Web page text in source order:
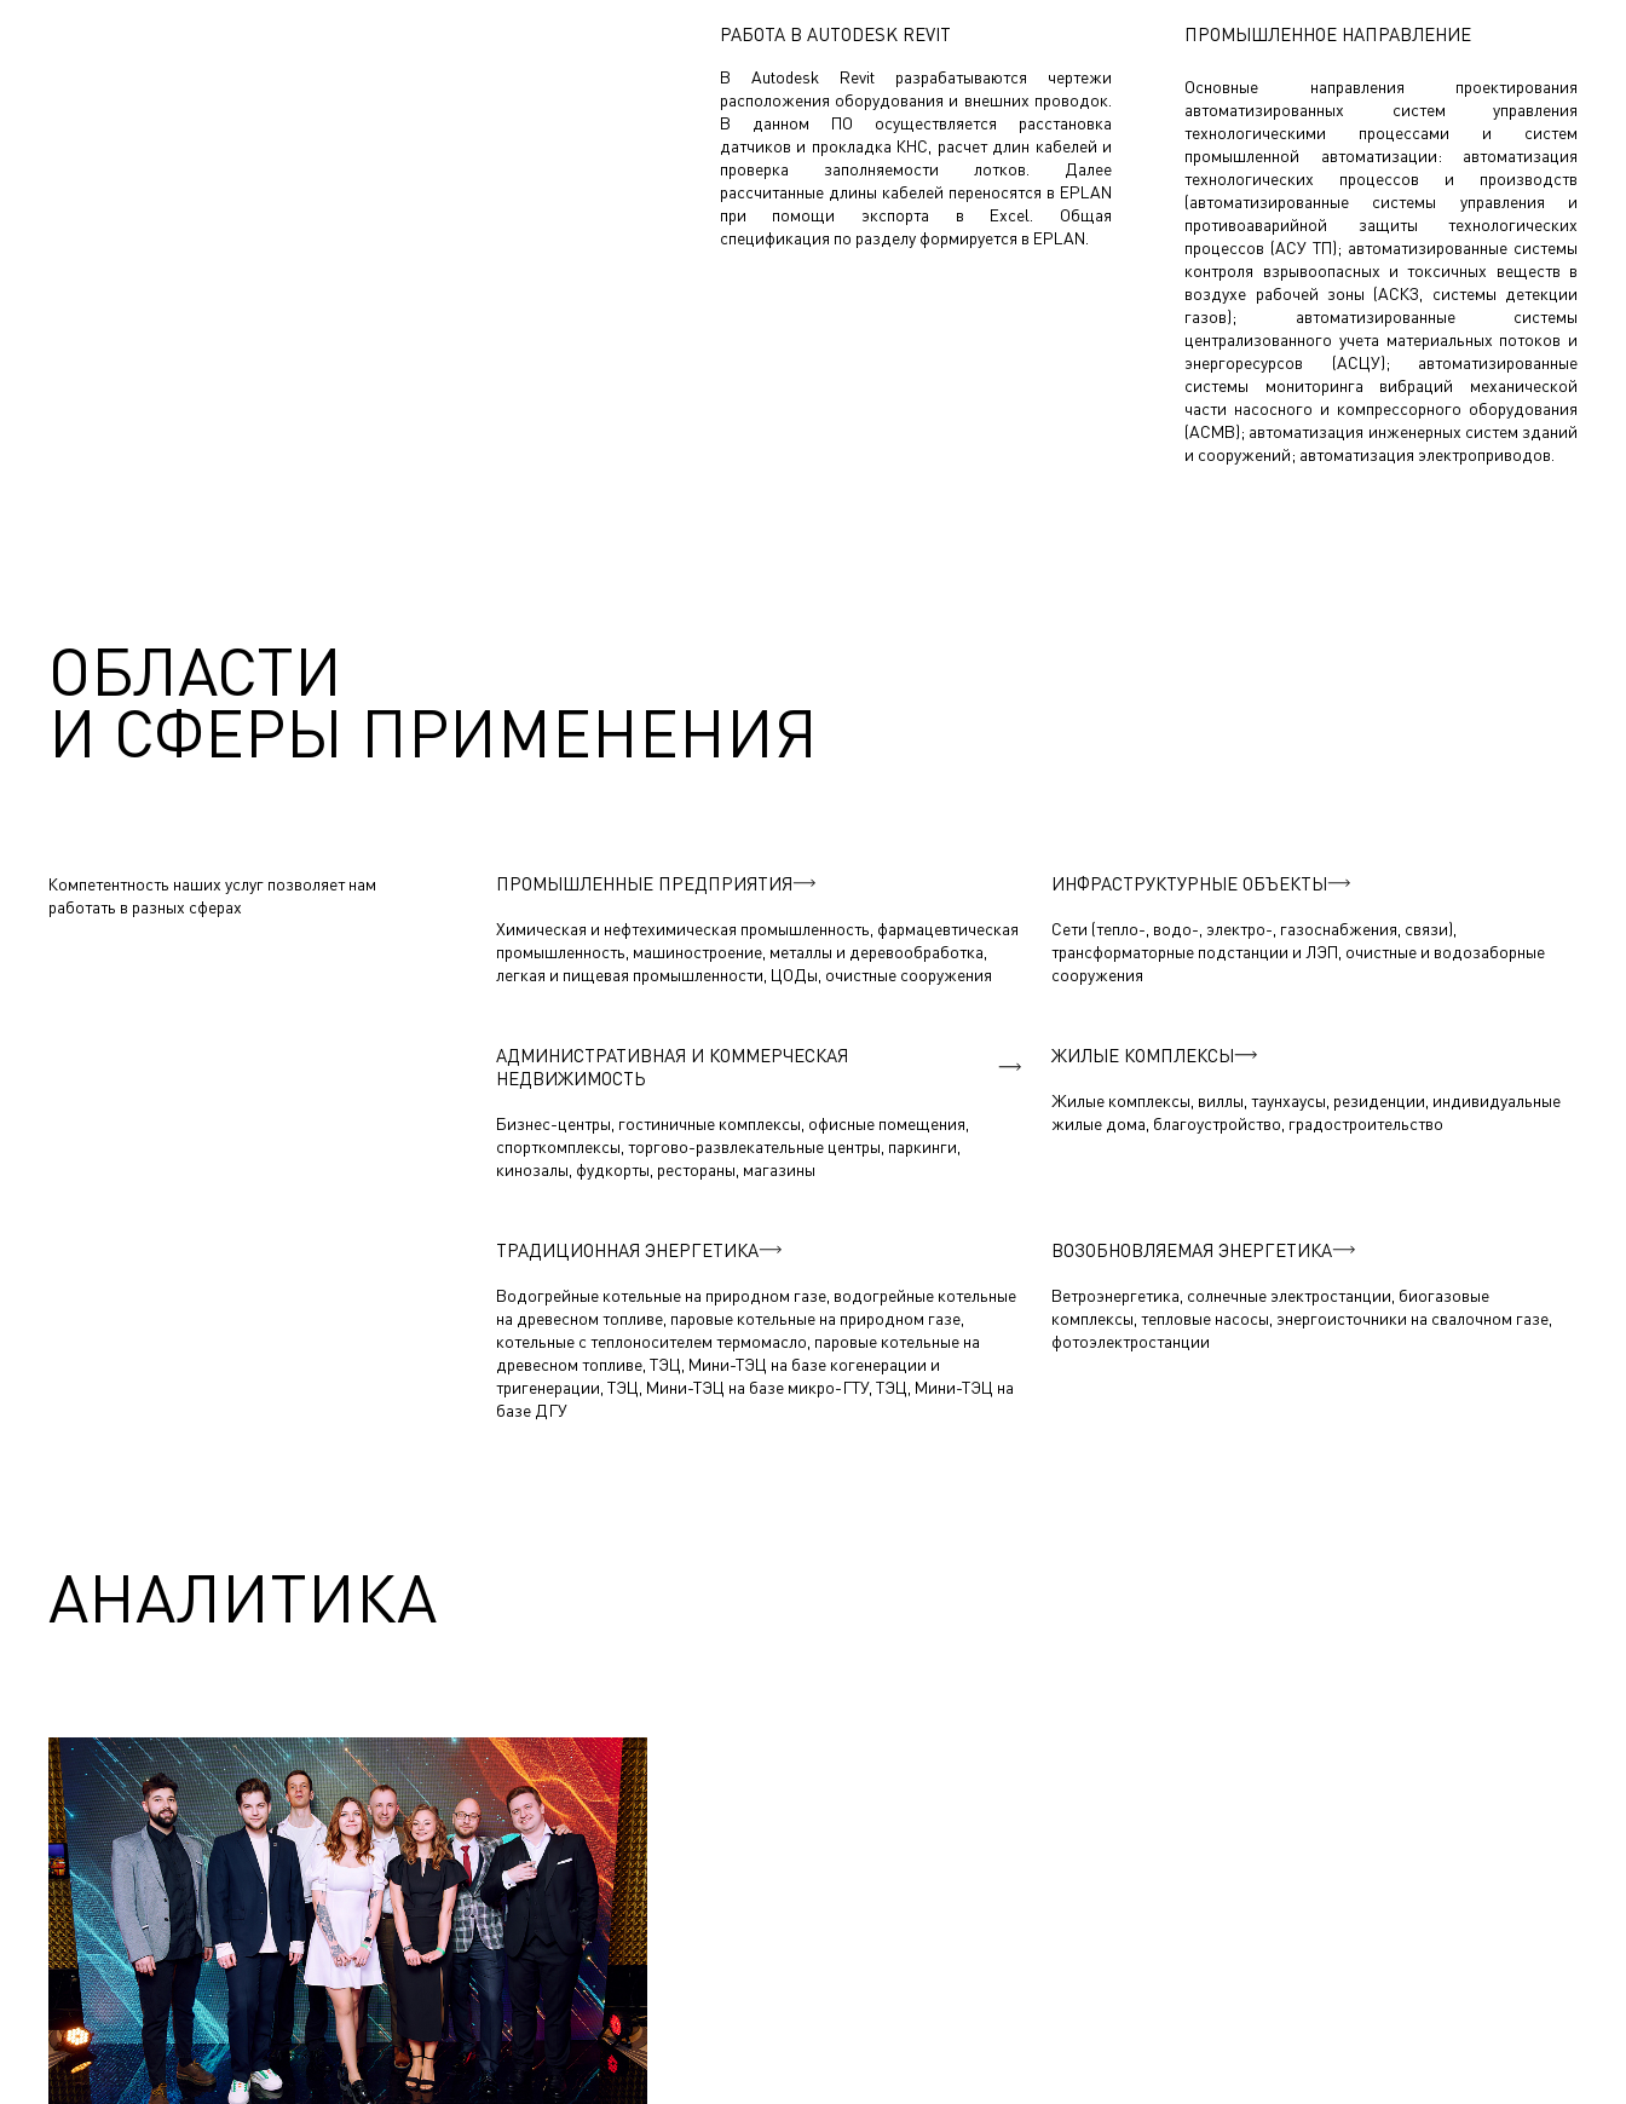
РАБОТА В AUTODESK REVIT
В Autodesk Revit разрабатываются чертежи
расположения оборудования и внешних проводок.
В данном ПО осуществляется расстановка
датчиков и прокладка КНС, расчет длин кабелей и
проверка заполняемости лотков. Далее
рассчитанные длины кабелей переносятся в EPLAN
при помощи экспорта в Excel. Общая
спецификация по разделу формируется в EPLAN.
ПРОМЫШЛЕННОЕ НАПРАВЛЕНИЕ
Основные направления проектирования
автоматизированных систем управления
технологическими процессами и систем
промышленной автоматизации: автоматизация
технологических процессов и производств
(автоматизированные системы управления и
противоаварийной защиты технологических
процессов (АСУ ТП); автоматизированные системы
контроля взрывоопасных и токсичных веществ в
воздухе рабочей зоны (АСКЗ, системы детекции
газов); автоматизированные системы
централизованного учета материальных потоков и
энергоресурсов (АСЦУ); автоматизированные
системы мониторинга вибраций механической
части насосного и компрессорного оборудования
(АСМВ); автоматизация инженерных систем зданий
и сооружений; автоматизация электроприводов.
ОБЛАСТИ
И СФЕРЫ ПРИМЕНЕНИЯ
Компетентность наших услуг позволяет нам
работать в разных сферах
ПРОМЫШЛЕННЫЕ ПРЕДПРИЯТИЯ
Химическая и нефтехимическая промышленность, фармацевтическая
промышленность, машиностроение, металлы и деревообработка,
легкая и пищевая промышленности, ЦОДы, очистные сооружения
ИНФРАСТРУКТУРНЫЕ ОБЪЕКТЫ
Сети (тепло-, водо-, электро-, газоснабжения, связи),
трансформаторные подстанции и ЛЭП, очистные и водозаборные
сооружения
АДМИНИСТРАТИВНАЯ И КОММЕРЧЕСКАЯ
НЕДВИЖИМОСТЬ
Бизнес-центры, гостиничные комплексы, офисные помещения,
спорткомплексы, торгово-развлекательные центры, паркинги,
кинозалы, фудкорты, рестораны, магазины
ЖИЛЫЕ КОМПЛЕКСЫ
Жилые комплексы, виллы, таунхаусы, резиденции, индивидуальные
жилые дома, благоустройство, градостроительство
ТРАДИЦИОННАЯ ЭНЕРГЕТИКА
Водогрейные котельные на природном газе, водогрейные котельные
на древесном топливе, паровые котельные на природном газе,
котельные с теплоносителем термомасло, паровые котельные на
древесном топливе, ТЭЦ, Мини-ТЭЦ на базе когенерации и
тригенерации, ТЭЦ, Мини-ТЭЦ на базе микро-ГТУ, ТЭЦ, Мини-ТЭЦ на
базе ДГУ
ВОЗОБНОВЛЯЕМАЯ ЭНЕРГЕТИКА
Ветроэнергетика, солнечные электростанции, биогазовые
комплексы, тепловые насосы, энергоисточники на свалочном газе,
фотоэлектростанции
АНАЛИТИКА